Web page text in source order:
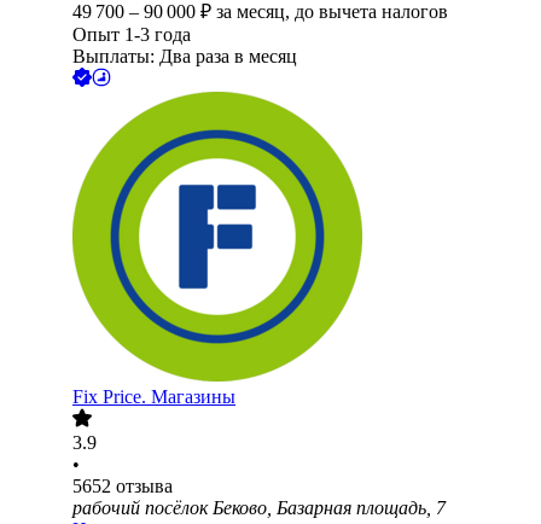
49 700 – 90 000 ₽ за месяц, до вычета налогов
Опыт 1-3 года
Выплаты: Два раза в месяц
Fix Price. Магазины
3.9
•
5652 отзыва
рабочий посёлок Беково, Базарная площадь, 7